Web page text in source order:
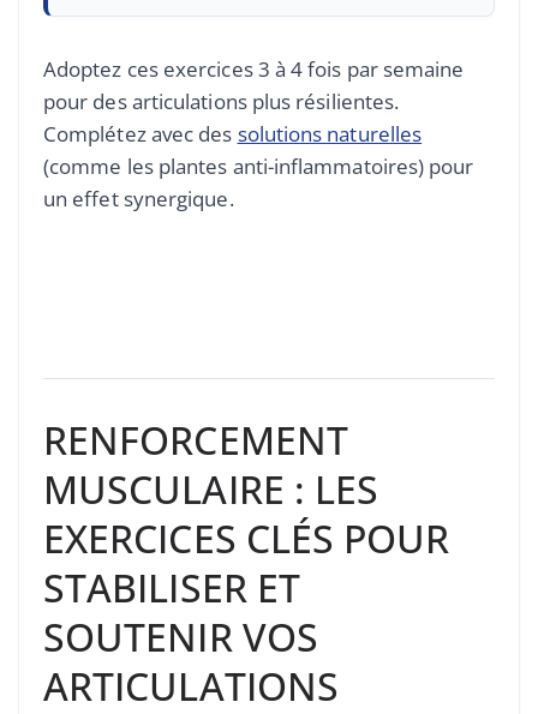
Adoptez ces exercices 3 à 4 fois par semaine
pour des articulations plus résilientes.
Complétez avec des solutions naturelles
(comme les plantes anti-inflammatoires) pour
un effet synergique.
RENFORCEMENT
MUSCULAIRE : LES
EXERCICES CLÉS POUR
STABILISER ET
SOUTENIR VOS
ARTICULATIONS